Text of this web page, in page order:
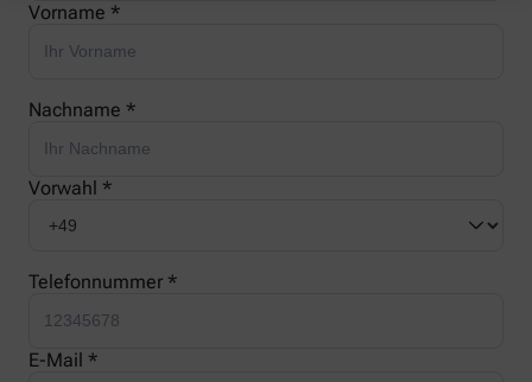
Vorname *
Nachname *
Vorwahl *
Telefonnummer *
E-Mail *